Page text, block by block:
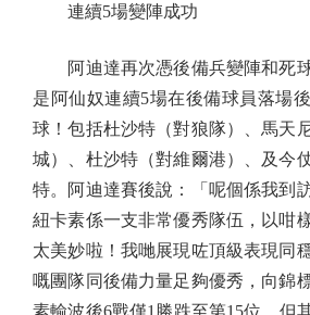
連續5場變陣成功
阿迪達再次憑後備兵變陣和死
是阿仙奴連續5場在後備球員落場
球！包括杜沙特（對狼隊）、馬天
城）、杜沙特（對維爾港）、及今
特。阿迪達賽後說：「呢個係我到
紐卡素係一支非常優秀隊伍，以咁
太美妙啦！我哋展現咗頂級表現同
嘅團隊同後備力量足夠優秀，向錦
素輸波後6戰僅1勝跌至第15位，但